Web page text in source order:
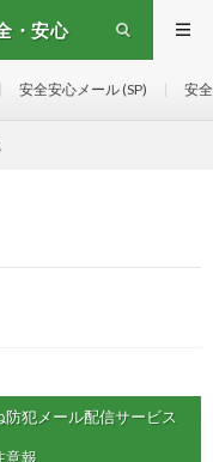
・安心
安全安心メール (SP) 安
防犯メール配信サービス
意報